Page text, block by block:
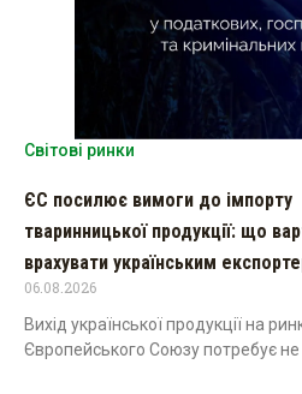
Світові ринки
ЄС посилює вимоги до імпорту
тваринницької продукції: що
врахувати українським
06.08.2026
Вихід української продукції на
Європейського Союзу потребує